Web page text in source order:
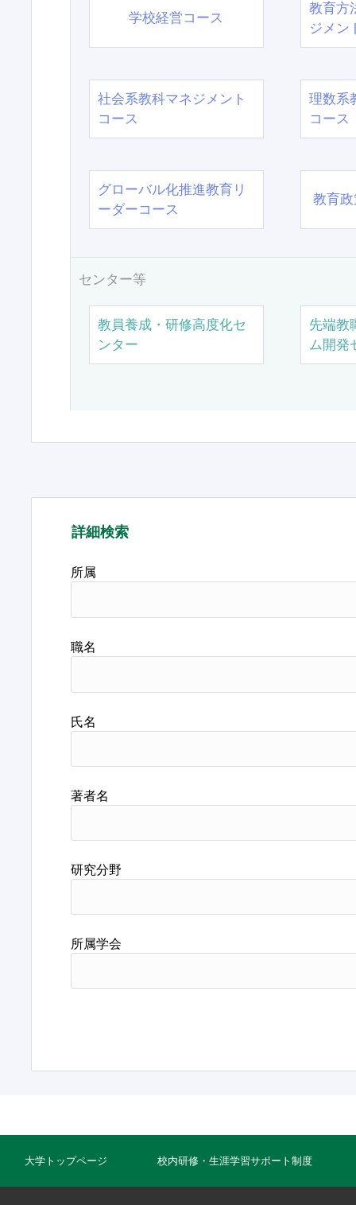
学校経営コース
教育方
ジメン
社会系教科マネジメント
コース
理数系
コース
グローバル化推進教育リ
ーダーコース
教育
センター等
教員養成・研修高度化セ
ンター
先端教
ム開発
詳細検索
所属
職名
氏名
著者名
研究分野
所属学会
大学トップページ 校内研修・生涯学習サポート制度